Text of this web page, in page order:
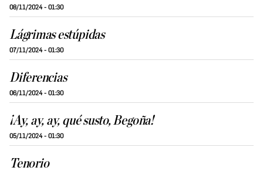
08/11/2024 - 01:30
Lágrimas estúpidas
07/11/2024 - 01:30
Diferencias
06/11/2024 - 01:30
¡Ay, ay, ay, qué susto, Begoña!
05/11/2024 - 01:30
Tenorio